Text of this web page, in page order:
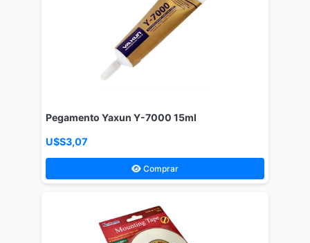
Pegamento Yaxun Y-7000 15ml
U$S3,07
Comprar